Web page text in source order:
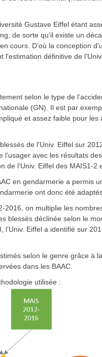
Gustave Eiffel étant
de sorte qu’il existe un
cours. D’où la conception
définitive de
selon le type de
(GN). Il est par
et assez faible pour
de l'Univ. Eiffel sur
avec les résultats
de l’Univ. Eiffel des MAIS1-2
en gendarmerie a permis
ont donc été
2016, on multiplie les
blessés déclinée selon le
l’Univ. Eiffel a identifié sur
selon le genre grâce à
dans les BAAC.
utilisée :